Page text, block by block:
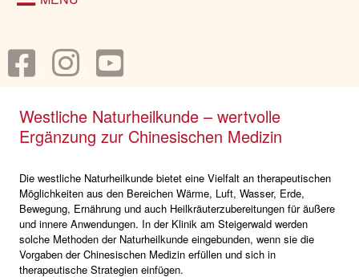
Westliche Naturheilkunde – wertvolle
Ergänzung zur Chinesischen Medizin
Die westliche Naturheilkunde bietet eine Vielfalt an therapeutischen
Möglichkeiten aus den Bereichen Wärme, Luft, Wasser, Erde,
Bewegung, Ernährung und auch Heilkräuterzubereitungen für äußere
und innere Anwendungen. In der Klinik am Steigerwald werden
solche Methoden der Naturheilkunde eingebunden, wenn sie die
Vorgaben der Chinesischen Medizin erfüllen und sich in
therapeutische Strategien einfügen.